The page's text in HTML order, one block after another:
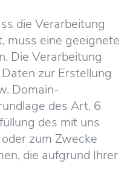
die Verarbeitung
muss eine geeignete
Die Verarbeitung
zur Erstellung
Domain-
des Art. 6
des mit uns
zum Zwecke
die aufgrund Ihrer